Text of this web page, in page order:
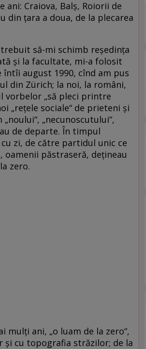
Craiova, Balş, Roiorii de
din ţara a doua, de la plecarea
să-mi schimb reşedinţa
şi la facultate, mi-a folosit
întîi august 1990, cînd am pus
din Zürich; la noi, la români,
vorbelor „să pleci printre
„reţele sociale“ de prieteni şi
„necunoscutului“,
de departe. În timpul
zi, de către partidul unic ce
păstraseră, deţineau
zero.
ani, „o luam de la zero“,
şi cu topografia străzilor; de la